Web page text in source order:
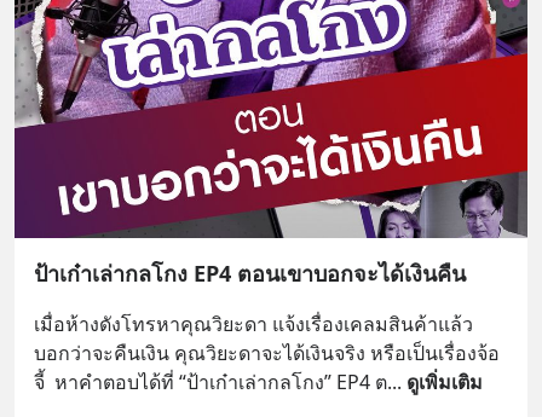
ป้าเก๋าเล่ากลโกง EP4 ตอนเขาบอกจะได้เงินคืน
เมื่อห้างดังโทรหาคุณวิยะดา แจ้งเรื่องเคลมสินค้าแล้ว
บอกว่าจะคืนเงิน คุณวิยะดาจะได้เงินจริง หรือเป็นเรื่องจ้อ
จี้  หาคำตอบได้ที่ “ป้าเก๋าเล่ากลโกง” EP4 ต... ดูเพิ่มเติม